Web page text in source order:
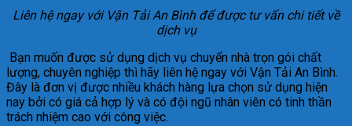
Liên hệ ngay với Vận Tải An Bình để được tư vấn chi tiết về
dịch vụ
Bạn muốn được sử dụng dịch vụ chuyển nhà trọn gói chất
lượng, chuyên nghiệp thì hãy liên hệ ngay với Vận Tải An Bình.
Đây là đơn vị được nhiều khách hàng lựa chọn sử dụng hiện
nay bởi có giá cả hợp lý và có đội ngũ nhân viên có tinh thần
trách nhiệm cao với công việc.